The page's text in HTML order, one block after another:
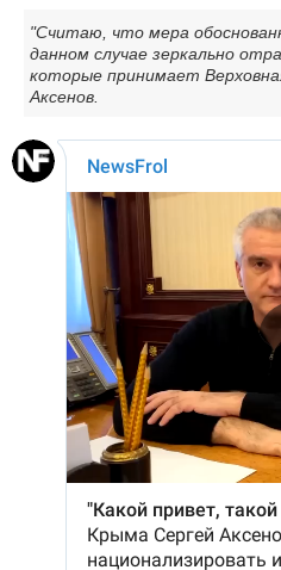
"Считаю, что мера
данном случае зеркально
которые принимает
Аксенов.